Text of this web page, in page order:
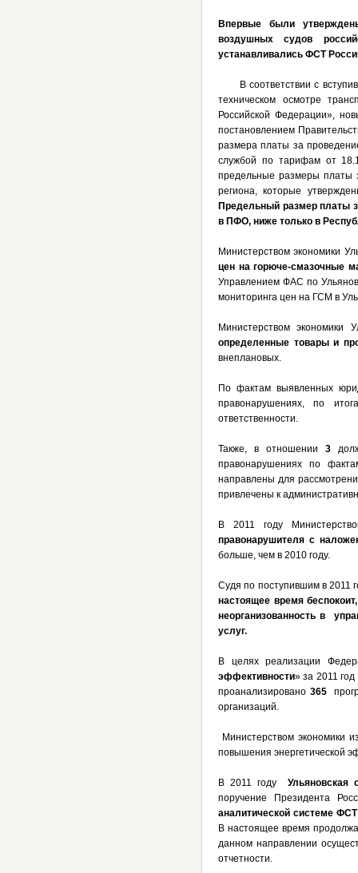
Впервые были
воздушных судов
устанавливались ФСТ
В соответствии с
техническом осмотре
Российской Федерации»,
постановлением
размера платы за
службой по тарифам от
предельные размеры платы
региона, которые
Предельный размер платы
в ПФО, ниже только в
Министерством экономики
цен на горюче-смазочные
Управлением ФАС по
мониторинга цен на ГСМ в
Министерством экономики
определенные товары и
внеплановых.
По фактам выявленных
правонарушениях, по
ответственности.
Также, в отношении3
правонарушениях по
направлены для
привлечены к
В 2011 году
правонарушителя с
больше, чем в 2010 году.
Судя по поступившим в 2011
настоящее время беспокоит,
неорганизованность в
услуг.
В целях реализации
эффективности» за 2011
проанализировано 365
организаций.
Министерством экономики
повышения энергетической
В 2011 году
Ульяновская
поручение Президента
аналитической системе
В настоящее время
данном направлении
отчетности.